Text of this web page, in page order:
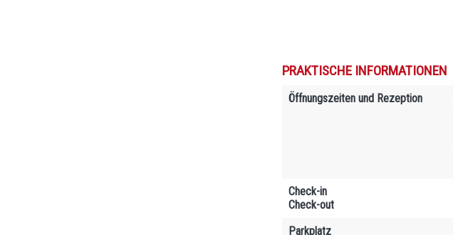
PRAKTISCHE INFORMATIONEN
Öffnungszeiten und Rezeption
Check-in
Check-out
Parkplatz